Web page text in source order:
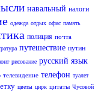
навальный налоги
одежда отдых офис память
полиция почта
путешествие путин
рисование русский язык
телевидение телефон туалет
цветы цирк цитаты Чусовой